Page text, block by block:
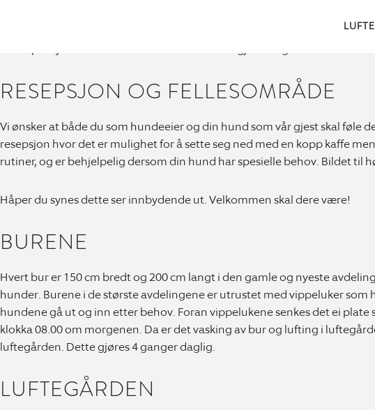
RESEPSJON OG FELLESOMRÅDE
Vi ønsker at både du som hundeeier og din hund som vår gjest skal føle
resepsjon hvor det er mulighet for å sette seg ned med en kopp kaffe
rutiner, og er behjelpelig dersom din hund har spesielle behov. Bildet til
Håper du synes dette ser innbydende ut. Velkommen skal dere være!
BURENE
Hvert bur er 150 cm bredt og 200 cm langt i den gamle og nyeste
hunder. Burene i de største avdelingene er utrustet med vippeluker
hundene gå ut og inn etter behov. Foran vippelukene senkes det ei
klokka 08.00 om morgenen. Da er det vasking av bur og lufting i
luftegården. Dette gjøres 4 ganger daglig.
LUFTEGÅRDEN